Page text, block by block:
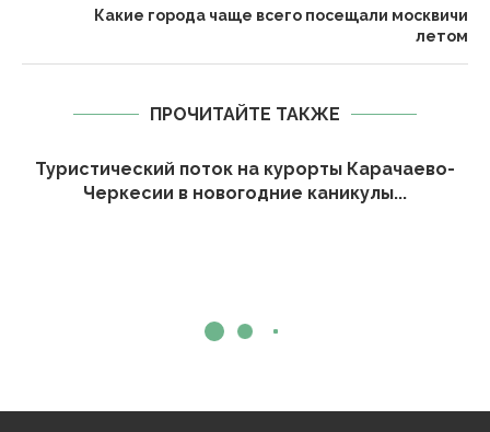
Какие города чаще всего посещали москвичи
летом
ПРОЧИТАЙТЕ ТАКЖЕ
Туристический поток на курорты Карачаево-
Черкесии в новогодние каникулы...